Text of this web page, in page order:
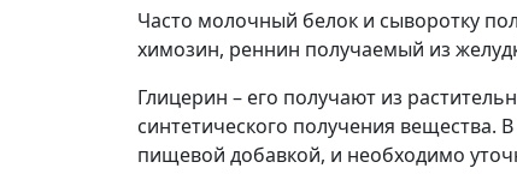
Часто молочный белок и сыворотку
химозин, реннин получаемый из
Глицерин – его получают из
синтетического получения
пищевой добавкой, и необходимо